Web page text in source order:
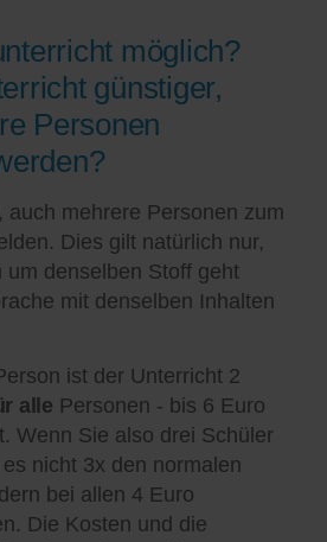
möglich?
günstiger,
Personen
auch mehrere Personen zum
Dies gilt natürlich nur,
um denselben Stoff geht
mit denselben Inhalten
ist der Unterricht 2
alle Personen - bis 6 Euro
Wenn Sie also drei Schüler
nicht 3x den normalen
bei allen 4 Euro
Die Kosten und die